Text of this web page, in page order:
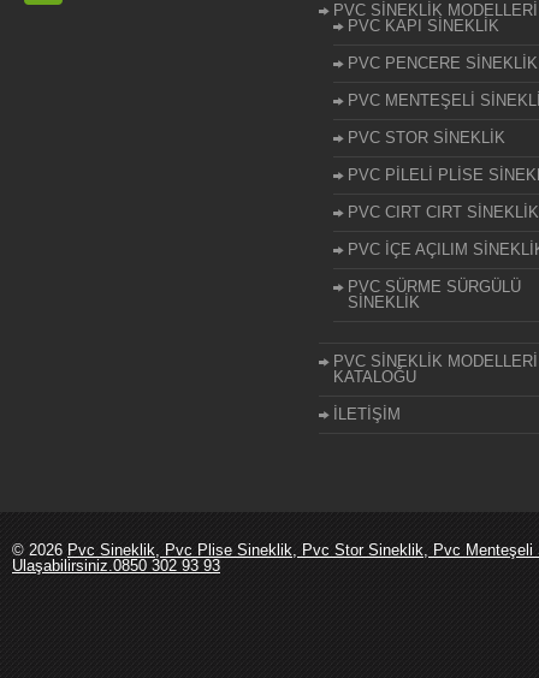
PVC SİNEKLİK MODELLERİ
PVC KAPI SİNEKLİK
PVC PENCERE SİNEKLİK
PVC MENTEŞELİ
PVC STOR SİNEKLİK
PVC PİLELİ PLİSE
PVC CIRT CIRT SİNEKLİK
PVC İÇE AÇILIM
PVC SÜRME SÜRGÜLÜ
SİNEKLİK
PVC SİNEKLİK MODELLERİ
KATALOĞU
İLETİŞİM
© 2026 Pvc Sineklik, Pvc Plise Sineklik, Pvc Stor Sineklik, Pvc
Ulaşabilirsiniz.0850 302 93 93